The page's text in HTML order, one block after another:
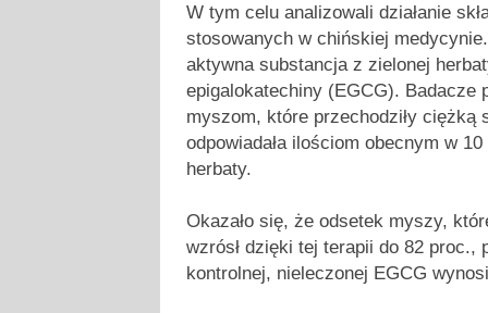
W tym celu analizowali działanie
stosowanych w chińskiej
aktywna substancja z zielonej
epigalokatechiny (EGCG). Badacze
myszom, które przechodziły ciężką
odpowiadała ilościom obecnym w
herbaty.
Okazało się, że odsetek myszy,
wzrósł dzięki tej terapii do 82 proc.,
kontrolnej, nieleczonej EGCG